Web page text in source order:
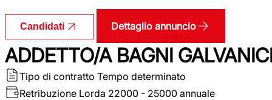
Candidati Dettaglio annuncio
ADDETTO/A BAGNI
Tipo di contratto Tempo determinato
Retribuzione Lorda 22000 - 25000 annuale